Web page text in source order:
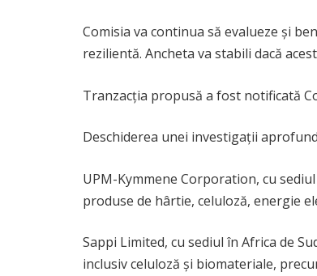
Comisia va continua să evalueze și
rezilientă. Ancheta va stabili dacă
Tranzacția propusă a fost notificată
Deschiderea unei investigații
UPM-Kymmene Corporation, cu
produse de hârtie, celuloză, energie
Sappi Limited, cu sediul în Africa de
inclusiv celuloză și biomateriale,